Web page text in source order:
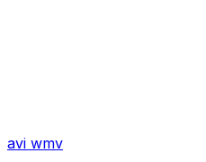
avi wmv